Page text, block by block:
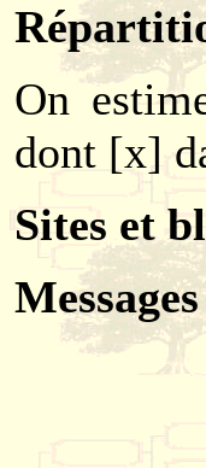
On
dont [x]
Sites et